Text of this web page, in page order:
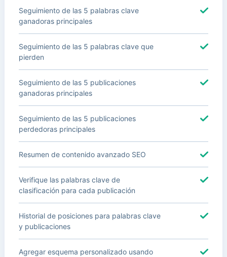
Seguimiento de las 5 palabras clave
ganadoras principales
Seguimiento de las 5 palabras clave que
pierden
Seguimiento de las 5 publicaciones
ganadoras principales
Seguimiento de las 5 publicaciones
perdedoras principales
Resumen de contenido avanzado SEO
Verifique las palabras clave de
clasificación para cada publicación
Historial de posiciones para palabras clave
y publicaciones
Agregar esquema personalizado usando